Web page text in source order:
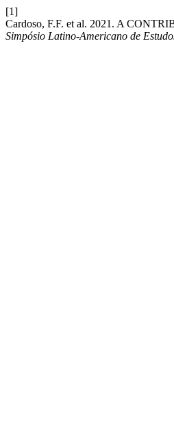
[1]
Cardoso, F.F. et al. 2021. A
Simpósio Latino-Americano de